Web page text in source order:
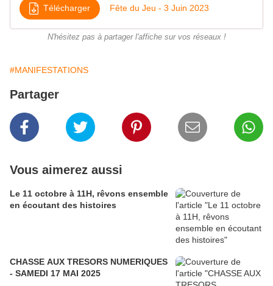
Télécharger Fête du Jeu - 3 Juin 2023
N'hésitez pas à partager l'affiche sur vos réseaux !
#MANIFESTATIONS
Partager
Vous aimerez aussi
Le 11 octobre à 11H, rêvons ensemble
en écoutant des histoires
CHASSE AUX TRESORS NUMERIQUES
- SAMEDI 17 MAI 2025